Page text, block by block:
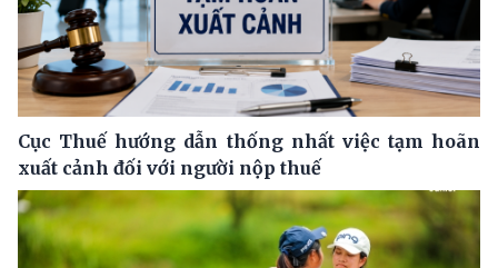
Cục Thuế hướng dẫn thống nhất việc tạm hoãn
xuất cảnh đối với người nộp thuế